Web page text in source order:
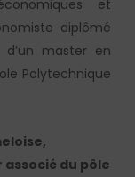
et
diplômé
d’un master en
Polytechnique
du pôle